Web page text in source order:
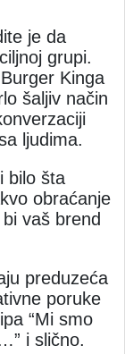
je da
ciljnoj grupi.
Kinga
šaljiv način
ljudima.
bilo šta
obraćanje
vaš brend
preduzeća
poruke
“Mi smo
i slično.